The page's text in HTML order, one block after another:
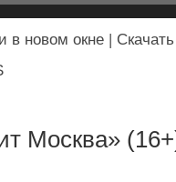
в новом окне | Скачать
Москва»